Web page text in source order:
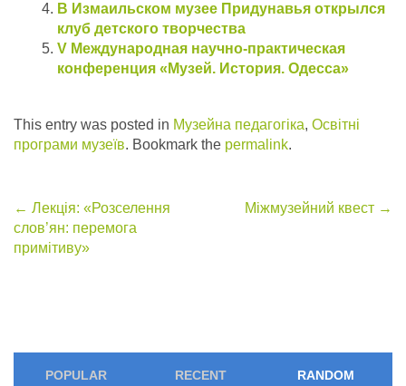
В Измаильском музее Придунавья открылся
клуб детского творчества
V Международная научно-практическая
конференция «Музей. История. Одесса»
This entry was posted in Музейна педагогіка, Освітні
програми музеїв. Bookmark the permalink.
Post
navigation
← Лекція: «Розселення
слов’ян: перемога
примітиву»
Міжмузейний квест →
POPULAR RECENT RANDOM